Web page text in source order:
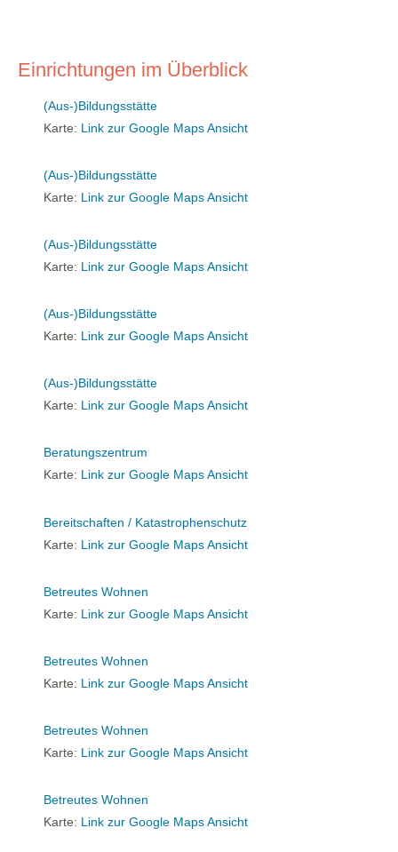
Einrichtungen im Überblick
(Aus-)Bildungsstätte
Karte: Link zur Google Maps Ansicht
(Aus-)Bildungsstätte
Karte: Link zur Google Maps Ansicht
(Aus-)Bildungsstätte
Karte: Link zur Google Maps Ansicht
(Aus-)Bildungsstätte
Karte: Link zur Google Maps Ansicht
(Aus-)Bildungsstätte
Karte: Link zur Google Maps Ansicht
Beratungszentrum
Karte: Link zur Google Maps Ansicht
Bereitschaften / Katastrophenschutz
Karte: Link zur Google Maps Ansicht
Betreutes Wohnen
Karte: Link zur Google Maps Ansicht
Betreutes Wohnen
Karte: Link zur Google Maps Ansicht
Betreutes Wohnen
Karte: Link zur Google Maps Ansicht
Betreutes Wohnen
Karte: Link zur Google Maps Ansicht